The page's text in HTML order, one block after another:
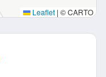
Leaflet | © CARTO